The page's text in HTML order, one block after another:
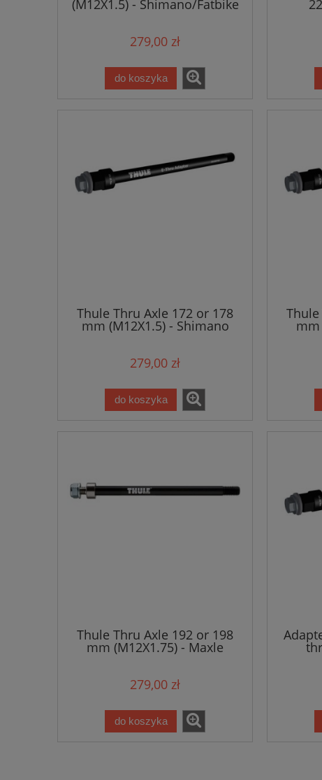
(M12X1.5) - Shimano/Fatbike
279,00 zł
do koszyka
Thule Thru Axle 172 or 178
mm (M12X1.5) - Shimano
279,00 zł
do koszyka
mm
Thule Thru Axle 192 or 198
mm (M12X1.75) - Maxle
279,00 zł
do koszyka